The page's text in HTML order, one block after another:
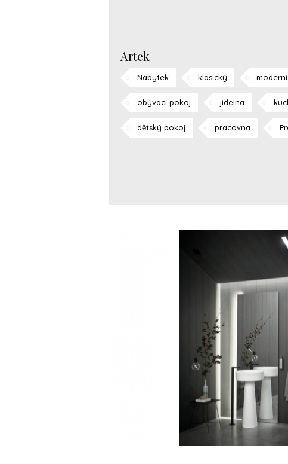
Artek
Nábytek klasický moderní
obývací pokoj jídelna
dětský pokoj pracovna